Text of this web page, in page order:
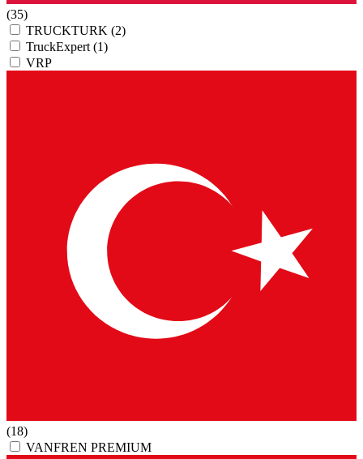
(35)
TRUCKTURK (2)
TruckExpert (1)
VRP
(18)
VANFREN PREMIUM